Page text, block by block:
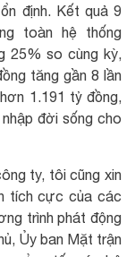
định. Kết quả 9
toàn hệ thống
25% so cùng kỳ,
tăng gần 8 lần
1.191 tỷ đồng,
đời sống cho
ty, tôi cũng xin
tích cực của các
trình phát động
Ủy ban Mặt trận